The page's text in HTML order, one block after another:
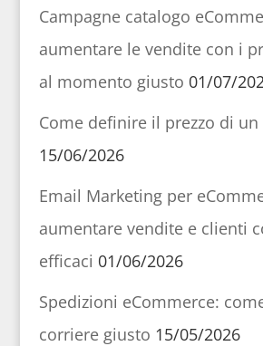
Campagne catalogo
aumentare le vendite con i
al momento giusto 01/07/
Come definire il prezzo di
15/06/2026
Email Marketing per
aumentare vendite e clienti
efficaci 01/06/2026
Spedizioni eCommerce:
corriere giusto 15/05/2026